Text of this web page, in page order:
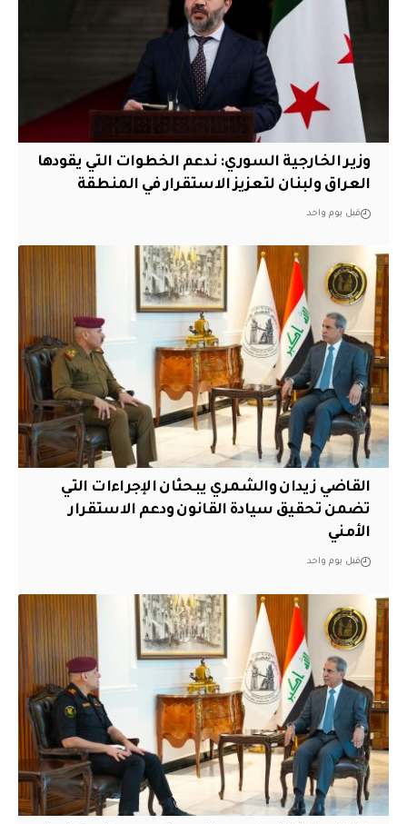
وزير الخارجية السوري: ندعم الخطوات التي يقودها
العراق ولبنان لتعزيز الاستقرار في المنطقة
قبل يوم واحد
القاضي زيدان والشمري يبحثان الإجراءات التي
تضمن تحقيق سيادة القانون ودعم الاستقرار
الأمني
قبل يوم واحد